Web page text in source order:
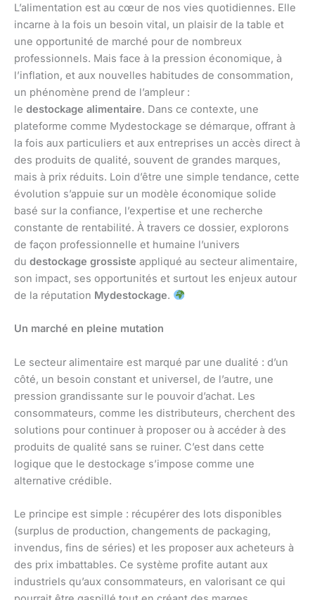
L’alimentation est au cœur de nos vies quotidiennes. Elle
incarne à la fois un besoin vital, un plaisir de la table et
une opportunité de marché pour de nombreux
professionnels. Mais face à la pression économique, à
l’inflation, et aux nouvelles habitudes de consommation,
un phénomène prend de l’ampleur :
le destockage alimentaire. Dans ce contexte, une
plateforme comme Mydestockage se démarque, offrant à
la fois aux particuliers et aux entreprises un accès direct à
des produits de qualité, souvent de grandes marques,
mais à prix réduits. Loin d’être une simple tendance, cette
évolution s’appuie sur un modèle économique solide
basé sur la confiance, l’expertise et une recherche
constante de rentabilité. À travers ce dossier, explorons
de façon professionnelle et humaine l’univers
du destockage grossiste appliqué au secteur alimentaire,
son impact, ses opportunités et surtout les enjeux autour
de la réputation Mydestockage.
Un marché en pleine mutation
Le secteur alimentaire est marqué par une dualité : d’un
côté, un besoin constant et universel, de l’autre, une
pression grandissante sur le pouvoir d’achat. Les
consommateurs, comme les distributeurs, cherchent des
solutions pour continuer à proposer ou à accéder à des
produits de qualité sans se ruiner. C’est dans cette
logique que le destockage s’impose comme une
alternative crédible.
Le principe est simple : récupérer des lots disponibles
(surplus de production, changements de packaging,
invendus, fins de séries) et les proposer aux acheteurs à
des prix imbattables. Ce système profite autant aux
industriels qu’aux consommateurs, en valorisant ce qui